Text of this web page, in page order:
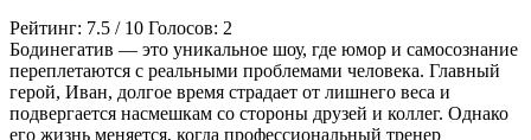
Рейтинг: 7.5 / 10 Голосов: 2
Бодинегатив — это уникальное шоу, где юмор и самосознание
переплетаются с реальными проблемами человека. Главный
герой, Иван, долгое время страдает от лишнего веса и
подвергается насмешкам со стороны друзей и коллег. Однако
его жизнь меняется, когда профессиональный тренер